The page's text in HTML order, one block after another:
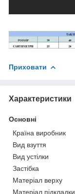
Приховати
Характеристики
Основні
Країна виробник
Вид взуття
Вид устілки
Застібка
Матеріал верху
Матеріал підкладки